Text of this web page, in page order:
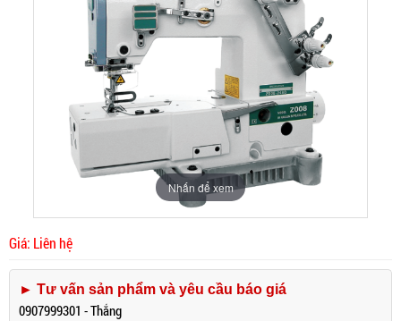
Nhấn để xem
Giá: Liên hệ
► Tư vấn sản phẩm và yêu cầu báo giá
0907999301 - Thắng